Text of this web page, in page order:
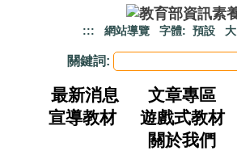
::: 網站導覽 字體: 預設 大
關鍵詞:
最新消息 文章專區
宣導教材
遊戲式教材
關於我們